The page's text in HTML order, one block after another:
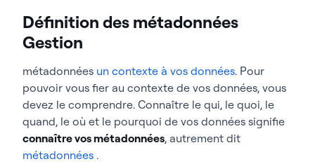
Définition des métadonnées
Gestion
métadonnées un contexte à vos données. Pour
pouvoir vous fier au contexte de vos données, vous
devez le comprendre. Connaître le qui, le quoi, le
quand, le où et le pourquoi de vos données signifie
connaître vos métadonnées, autrement dit
métadonnées .